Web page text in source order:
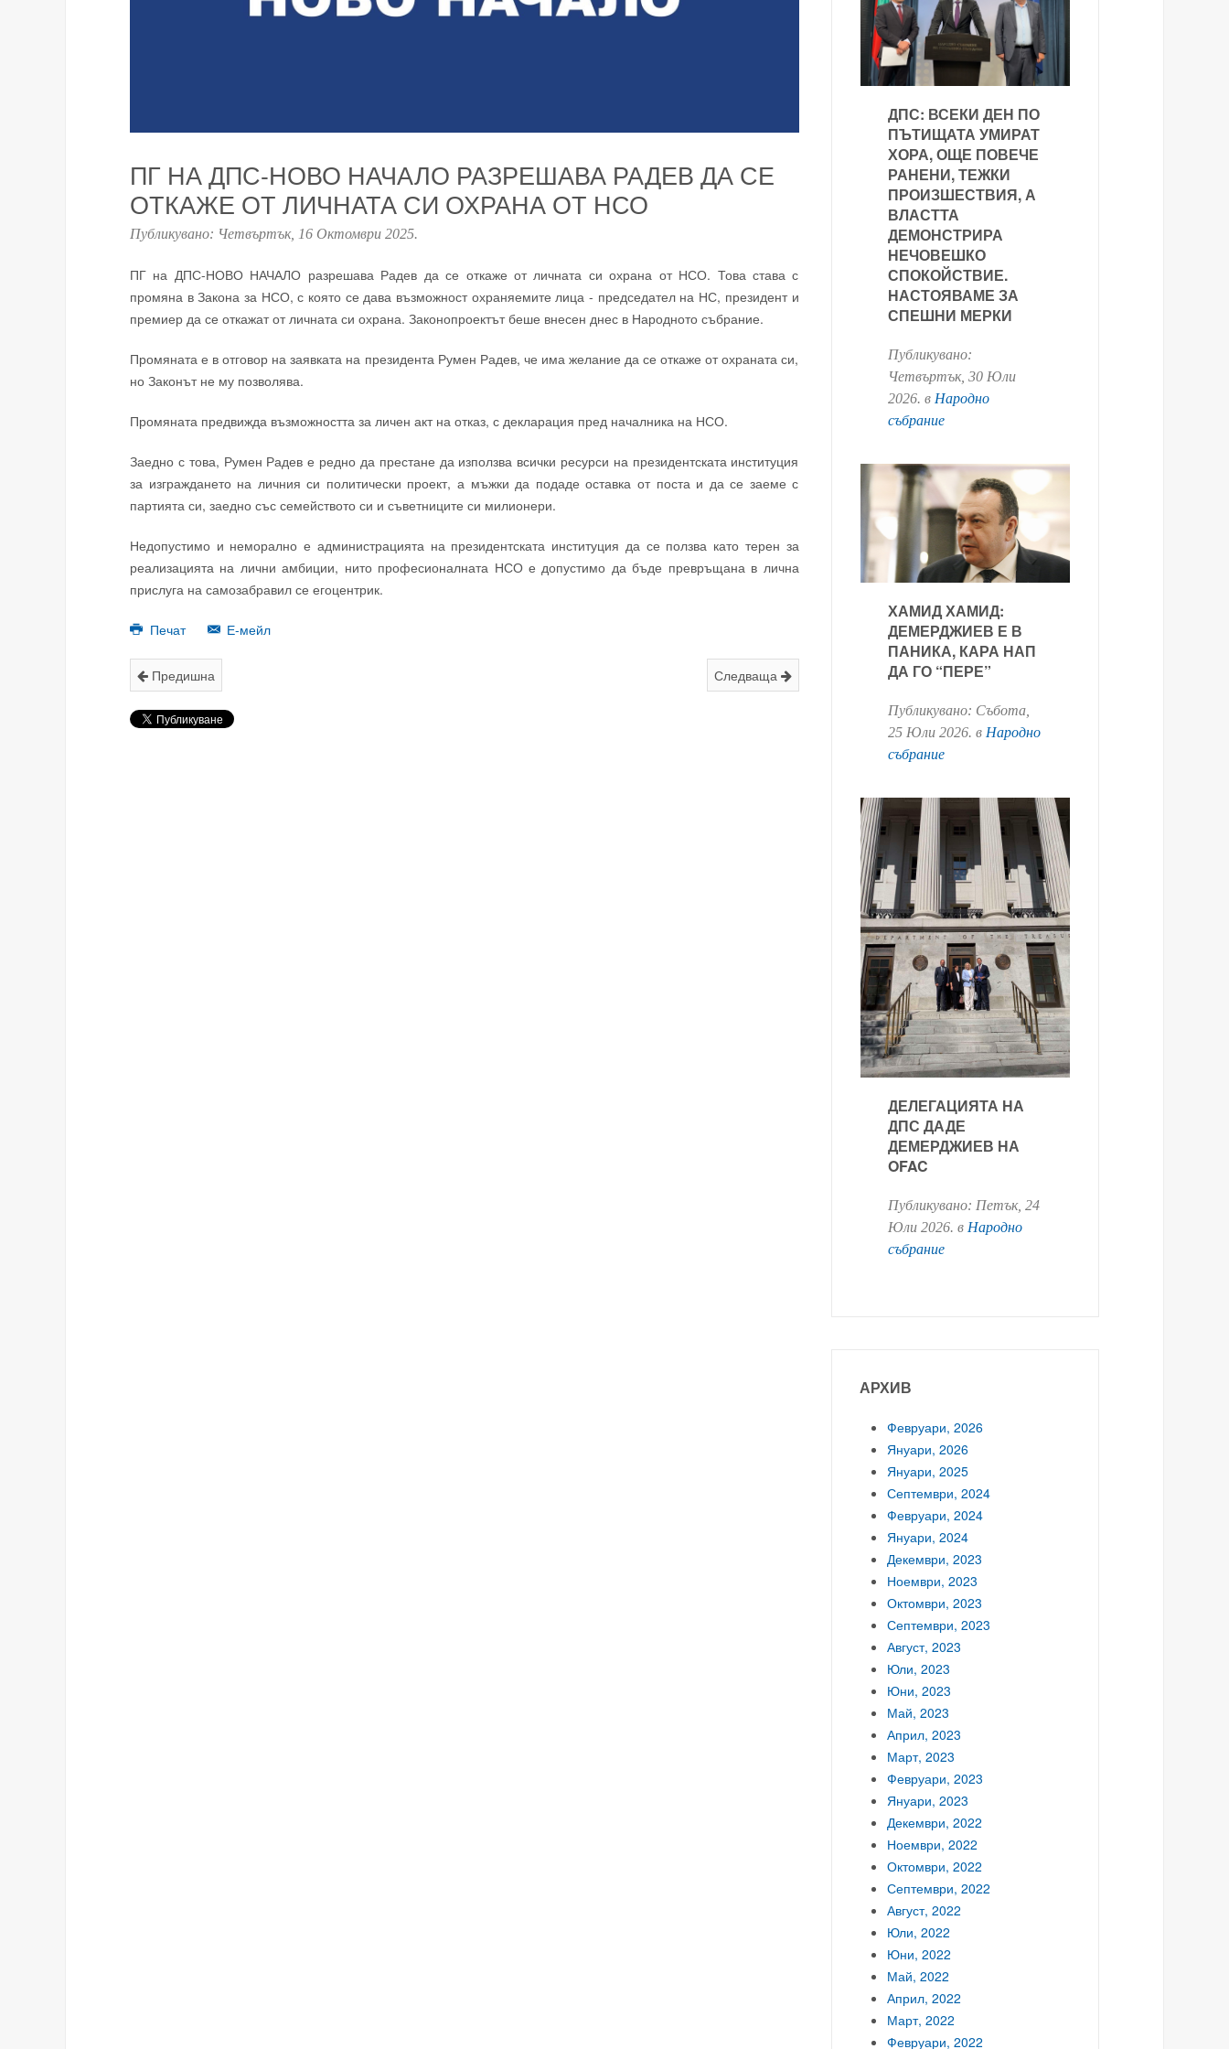
ПГ НА ДПС-НОВО НАЧАЛО РАЗРЕШАВА РАДЕВ ДА СЕ
ОТКАЖЕ ОТ ЛИЧНАТА СИ ОХРАНА ОТ НСО
Публикувано: Четвъртък, 16 Октомври 2025.
ПГ на ДПС-НОВО НАЧАЛО разрешава Радев да се откаже от личната си охрана от НСО. Това става с
промяна в Закона за НСО, с която се дава възможност охраняемите лица - председател на НС, президент и
премиер да се откажат от личната си охрана. Законопроектът беше внесен днес в Народното събрание.
Промяната е в отговор на заявката на президента Румен Радев, че има желание да се откаже от охраната си,
но Законът не му позволява.
Промяната предвижда възможността за личен акт на отказ, с декларация пред началника на НСО.
Заедно с това, Румен Радев е редно да престане да използва всички ресурси на президентската институция
за изграждането на личния си политически проект, а мъжки да подаде оставка от поста и да се заеме с
партията си, заедно със семейството си и съветниците си милионери.
Недопустимо и неморално е администрацията на президентската институция да се ползва като терен за
реализацията на лични амбиции, нито професионалната НСО е допустимо да бъде превръщана в лична
прислуга на самозабравил се егоцентрик.
Печат Е-мейл
Предишна Следваща
ДПС: ВСЕКИ ДЕН ПО
ПЪТИЩАТА УМИРАТ
ХОРА, ОЩЕ ПОВЕЧЕ
РАНЕНИ, ТЕЖКИ
ПРОИЗШЕСТВИЯ, А
ВЛАСТТА
ДЕМОНСТРИРА
НЕЧОВЕШКО
СПОКОЙСТВИЕ.
НАСТОЯВАМЕ ЗА
СПЕШНИ МЕРКИ
Публикувано:
Четвъртък, 30 Юли
2026. в Народно
събрание
ХАМИД ХАМИД:
ДЕМЕРДЖИЕВ Е В
ПАНИКА, КАРА НАП
ДА ГО “ПЕРЕ”
Публикувано: Събота,
25 Юли 2026. в Народно
събрание
ДЕЛЕГАЦИЯТА НА
ДПС ДАДЕ
ДЕМЕРДЖИЕВ НА
OFAC
Публикувано: Петък, 24
Юли 2026. в Народно
събрание
АРХИВ
Февруари, 2026
Януари, 2026
Януари, 2025
Септември, 2024
Февруари, 2024
Януари, 2024
Декември, 2023
Ноември, 2023
Октомври, 2023
Септември, 2023
Август, 2023
Юли, 2023
Юни, 2023
Май, 2023
Април, 2023
Март, 2023
Февруари, 2023
Януари, 2023
Декември, 2022
Ноември, 2022
Октомври, 2022
Септември, 2022
Август, 2022
Юли, 2022
Юни, 2022
Май, 2022
Април, 2022
Март, 2022
Февруари, 2022